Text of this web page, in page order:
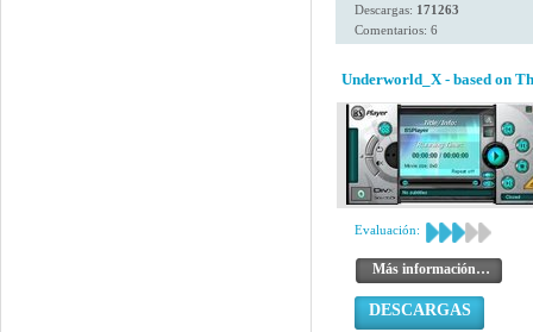
Descargas: 171263
Comentarios: 6
Underworld_X - based on
Evaluación:
Más información…
DESCARGAS